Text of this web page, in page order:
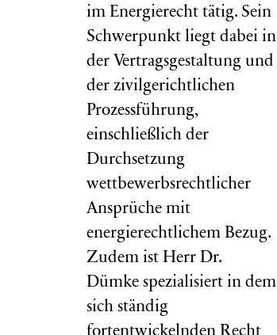
im Energierecht tätig. Sein
Schwerpunkt liegt dabei in
der Vertragsgestaltung und
der zivilgerichtlichen
Prozessführung,
einschließlich der
Durchsetzung
wettbewerbsrechtlicher
Ansprüche mit
energierechtlichem Bezug.
Zudem ist Herr Dr.
Dümke spezialisiert in dem
sich ständig